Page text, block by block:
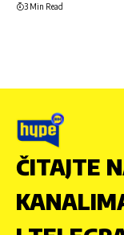
3 Min Read
ČITAJTE